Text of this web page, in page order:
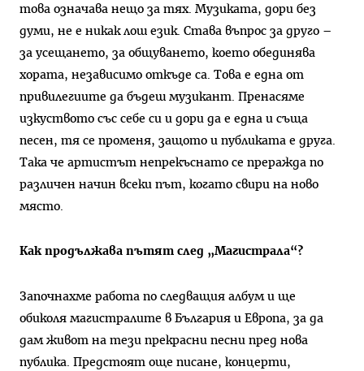
това означава нещо за тях. Музиката, дори без
думи, не е никак лош език. Става въпрос за друго –
за усещането, за общуването, което обединява
хората, независимо откъде са. Това е една от
привилегиите да бъдеш музикант. Пренасяме
изкуството със себе си и дори да е една и съща
песен, тя се променя, защото и публиката е друга.
Така че артистът непрекъснато се преражда по
различен начин всеки път, когато свири на ново
място.
Как продължава пътят след „Магистрала“?
Започнахме работа по следващия албум и ще
обиколя магистралите в България и Европа, за да
дам живот на тези прекрасни песни пред нова
публика. Предстоят още писане, концерти,